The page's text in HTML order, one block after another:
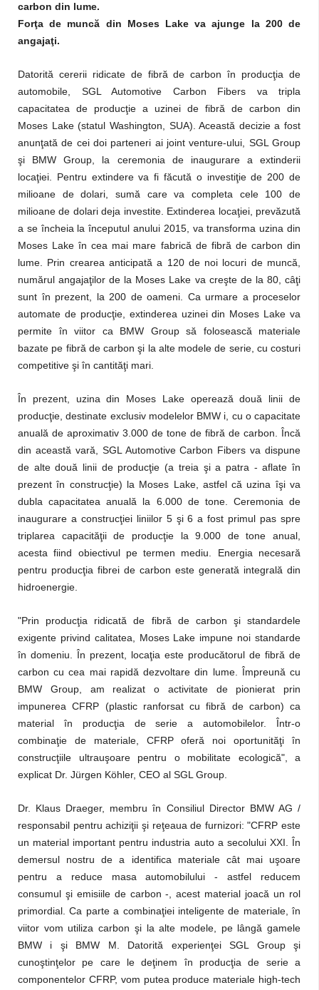
carbon din lume.
Forţa de muncă din Moses Lake va ajunge la 200 de
angajaţi.
Datorită cererii ridicate de fibră de carbon în producţia de
automobile, SGL Automotive Carbon Fibers va tripla
capacitatea de producţie a uzinei de fibră de carbon din
Moses Lake (statul Washington, SUA). Această decizie a fost
anunţată de cei doi parteneri ai joint venture-ului, SGL Group
şi BMW Group, la ceremonia de inaugurare a extinderii
locaţiei. Pentru extindere va fi făcută o investiţie de 200 de
milioane de dolari, sumă care va completa cele 100 de
milioane de dolari deja investite. Extinderea locaţiei, prevăzută
a se încheia la începutul anului 2015, va transforma uzina din
Moses Lake în cea mai mare fabrică de fibră de carbon din
lume. Prin crearea anticipată a 120 de noi locuri de muncă,
numărul angajaţilor de la Moses Lake va creşte de la 80, câţi
sunt în prezent, la 200 de oameni. Ca urmare a proceselor
automate de producţie, extinderea uzinei din Moses Lake va
permite în viitor ca BMW Group să folosească materiale
bazate pe fibră de carbon şi la alte modele de serie, cu costuri
competitive şi în cantităţi mari.
În prezent, uzina din Moses Lake operează două linii de
producţie, destinate exclusiv modelelor BMW i, cu o capacitate
anuală de aproximativ 3.000 de tone de fibră de carbon. Încă
din această vară, SGL Automotive Carbon Fibers va dispune
de alte două linii de producţie (a treia şi a patra - aflate în
prezent în construcţie) la Moses Lake, astfel că uzina îşi va
dubla capacitatea anuală la 6.000 de tone. Ceremonia de
inaugurare a construcţiei liniilor 5 şi 6 a fost primul pas spre
triplarea capacităţii de producţie la 9.000 de tone anual,
acesta fiind obiectivul pe termen mediu. Energia necesară
pentru producţia fibrei de carbon este generată integrală din
hidroenergie.
"Prin producţia ridicată de fibră de carbon şi standardele
exigente privind calitatea, Moses Lake impune noi standarde
în domeniu. În prezent, locaţia este producătorul de fibră de
carbon cu cea mai rapidă dezvoltare din lume. Împreună cu
BMW Group, am realizat o activitate de pionierat prin
impunerea CFRP (plastic ranforsat cu fibră de carbon) ca
material în producţia de serie a automobilelor. Într-o
combinaţie de materiale, CFRP oferă noi oportunităţi în
construcţiile ultrauşoare pentru o mobilitate ecologică", a
explicat Dr. Jürgen Köhler, CEO al SGL Group.
Dr. Klaus Draeger, membru în Consiliul Director BMW AG /
responsabil pentru achiziţii şi reţeaua de furnizori: "CFRP este
un material important pentru industria auto a secolului XXI. În
demersul nostru de a identifica materiale cât mai uşoare
pentru a reduce masa automobilului - astfel reducem
consumul şi emisiile de carbon -, acest material joacă un rol
primordial. Ca parte a combinaţiei inteligente de materiale, în
viitor vom utiliza carbon şi la alte modele, pe lângă gamele
BMW i şi BMW M. Datorită experienţei SGL Group şi
cunoştinţelor pe care le deţinem în producţia de serie a
componentelor CFRP, vom putea produce materiale high-tech